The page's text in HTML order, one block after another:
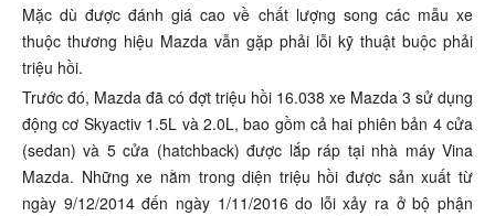
Mặc dù được đánh giá cao về chất lượng song các mẫu xe
thuộc thương hiệu Mazda vẫn gặp phải lỗi kỹ thuật buộc phải
triệu hồi.
Trước đó, Mazda đã có đợt triệu hồi 16.038 xe Mazda 3 sử dụng
động cơ Skyactiv 1.5L và 2.0L, bao gồm cả hai phiên bản 4 cửa
(sedan) và 5 cửa (hatchback) được lắp ráp tại nhà máy Vina
Mazda. Những xe nằm trong diện triệu hồi được sản xuất từ
ngày 9/12/2014 đến ngày 1/11/2016 do lỗi xảy ra ở bộ phận